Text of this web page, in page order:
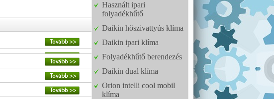
Használt ipari
folyadékhűtő
Daikin hőszivattyús klíma
Daikin ipari klíma
Folyadékhűtő berendezés
Daikin dual klíma
Orion intelli cool mobil
klíma